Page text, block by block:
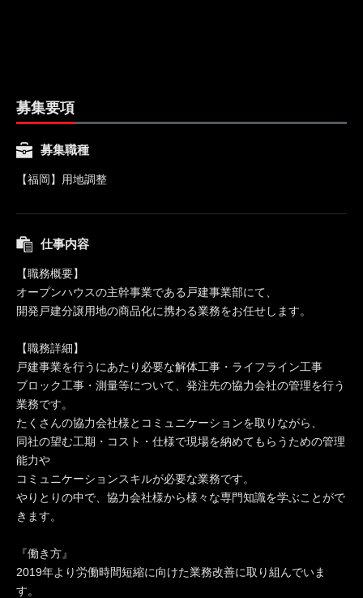
募集要項
募集職種
【福岡】用地調整
仕事内容
【職務概要】
オープンハウスの主幹事業である戸建事業部にて、
開発戸建分譲用地の商品化に携わる業務をお任せします。
【職務詳細】
戸建事業を行うにあたり必要な解体工事・ライフライン工事
ブロック工事・測量等について、発注先の協力会社の管理を行う
業務です。
たくさんの協力会社様とコミュニケーションを取りながら、
同社の望む工期・コスト・仕様で現場を納めてもらうための管理
能力や
コミュニケーションスキルが必要な業務です。
やりとりの中で、協力会社様から様々な専門知識を学ぶことがで
きます。
『働き方』
2019年より労働時間短縮に向けた業務改善に取り組んでいま
す。